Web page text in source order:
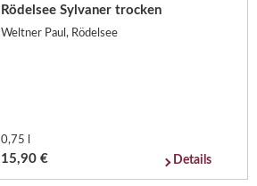
Rödelsee Sylvaner trocken
Weltner Paul, Rödelsee
0,75 l
15,90 € Details